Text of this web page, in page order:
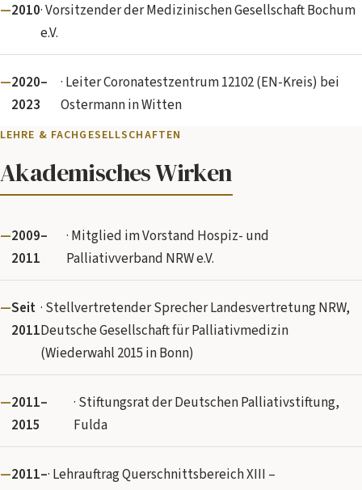
2010· Vorsitzender der Medizinischen Gesellschaft Bochum
e.V.
2020–
2023
· Leiter Coronatestzentrum 12102 (EN-Kreis) bei
Ostermann in Witten
LEHRE & FACHGESELLSCHAFTEN
Akademisches Wirken
2009–
2011
· Mitglied im Vorstand Hospiz- und
Palliativverband NRW e.V.
Seit
2011
· Stellvertretender Sprecher Landesvertretung NRW,
Deutsche Gesellschaft für Palliativmedizin
(Wiederwahl 2015 in Bonn)
2011–
2015
· Stiftungsrat der Deutschen Palliativstiftung,
Fulda
2011–· Lehrauftrag Querschnittsbereich XIII –